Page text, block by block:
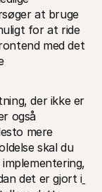
at bruge
for at ride
med det
der ikke er
også
mere
skal du
det er gjort i